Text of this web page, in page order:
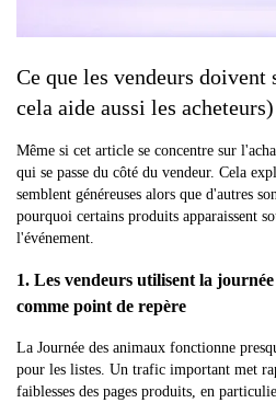
Ce que les vendeurs
cela aide aussi les acheteurs)
Même si cet article se concentre sur
qui se passe du côté du vendeur. Cela
semblent généreuses alors que d'autres
pourquoi certains produits apparaissent
l'événement.
1. Les vendeurs utilisent la
comme point de repère
La Journée des animaux fonctionne
pour les listes. Un trafic important met
faiblesses des pages produits, en